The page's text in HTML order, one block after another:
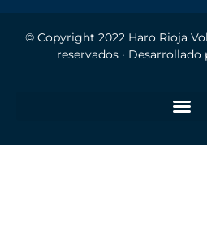
© Copyright 2022 Haro Rioja
reservados · Desarrollado